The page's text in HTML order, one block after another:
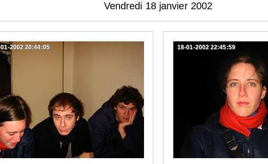
Vendredi 18 janvier 2002
2002 20:44:05 18-01-2002 22:45:59